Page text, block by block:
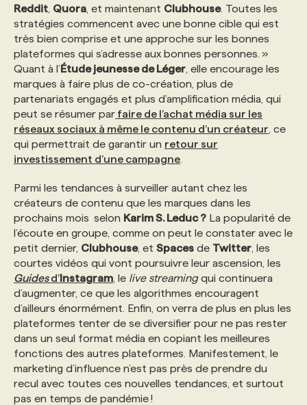
Reddit Quora , et maintenant Clubhouse. Toutes les
stratégies commencent avec une bonne cible qui est
très bien comprise et une approche sur les bonnes
plateformes qui s’adresse aux bonnes personnes. »
Quant à l’Étude jeunesse de Léger , elle encourage les
marques à faire plus de co-création, plus de
partenariats engagés et plus d’amplification média, qui
peut se résumer par faire de l’achat média sur les
réseaux sociaux à même le contenu d’un créateur , ce
qui permettrait de garantir un retour sur
investissement d’une campagne
Parmi les tendances à surveiller autant chez les
créateurs de contenu que les marques dans les
prochains mois selon Karim S. Leduc? La popularité de
l’écoute en groupe, comme on peut le constater avec le
petit dernier, Clubhouse, et Spaces de Twitter , les
courtes vidéos qui vont poursuivre leur ascension, les
Guidesd’Instagram , le live streamingqui continuera
d’augmenter, ce que les algorithmes encouragent
d’ailleurs énormément. Enfin, on verra de plus en plus les
plateformes tenter de se diversifier pour ne pas rester
dans un seul format média en copiant les meilleures
fonctions des autres plateformes. Manifestement, le
marketing d’influence n’est pas près de prendre du
recul avec toutes ces nouvelles tendances, et surtout
pas en temps de pandémie !